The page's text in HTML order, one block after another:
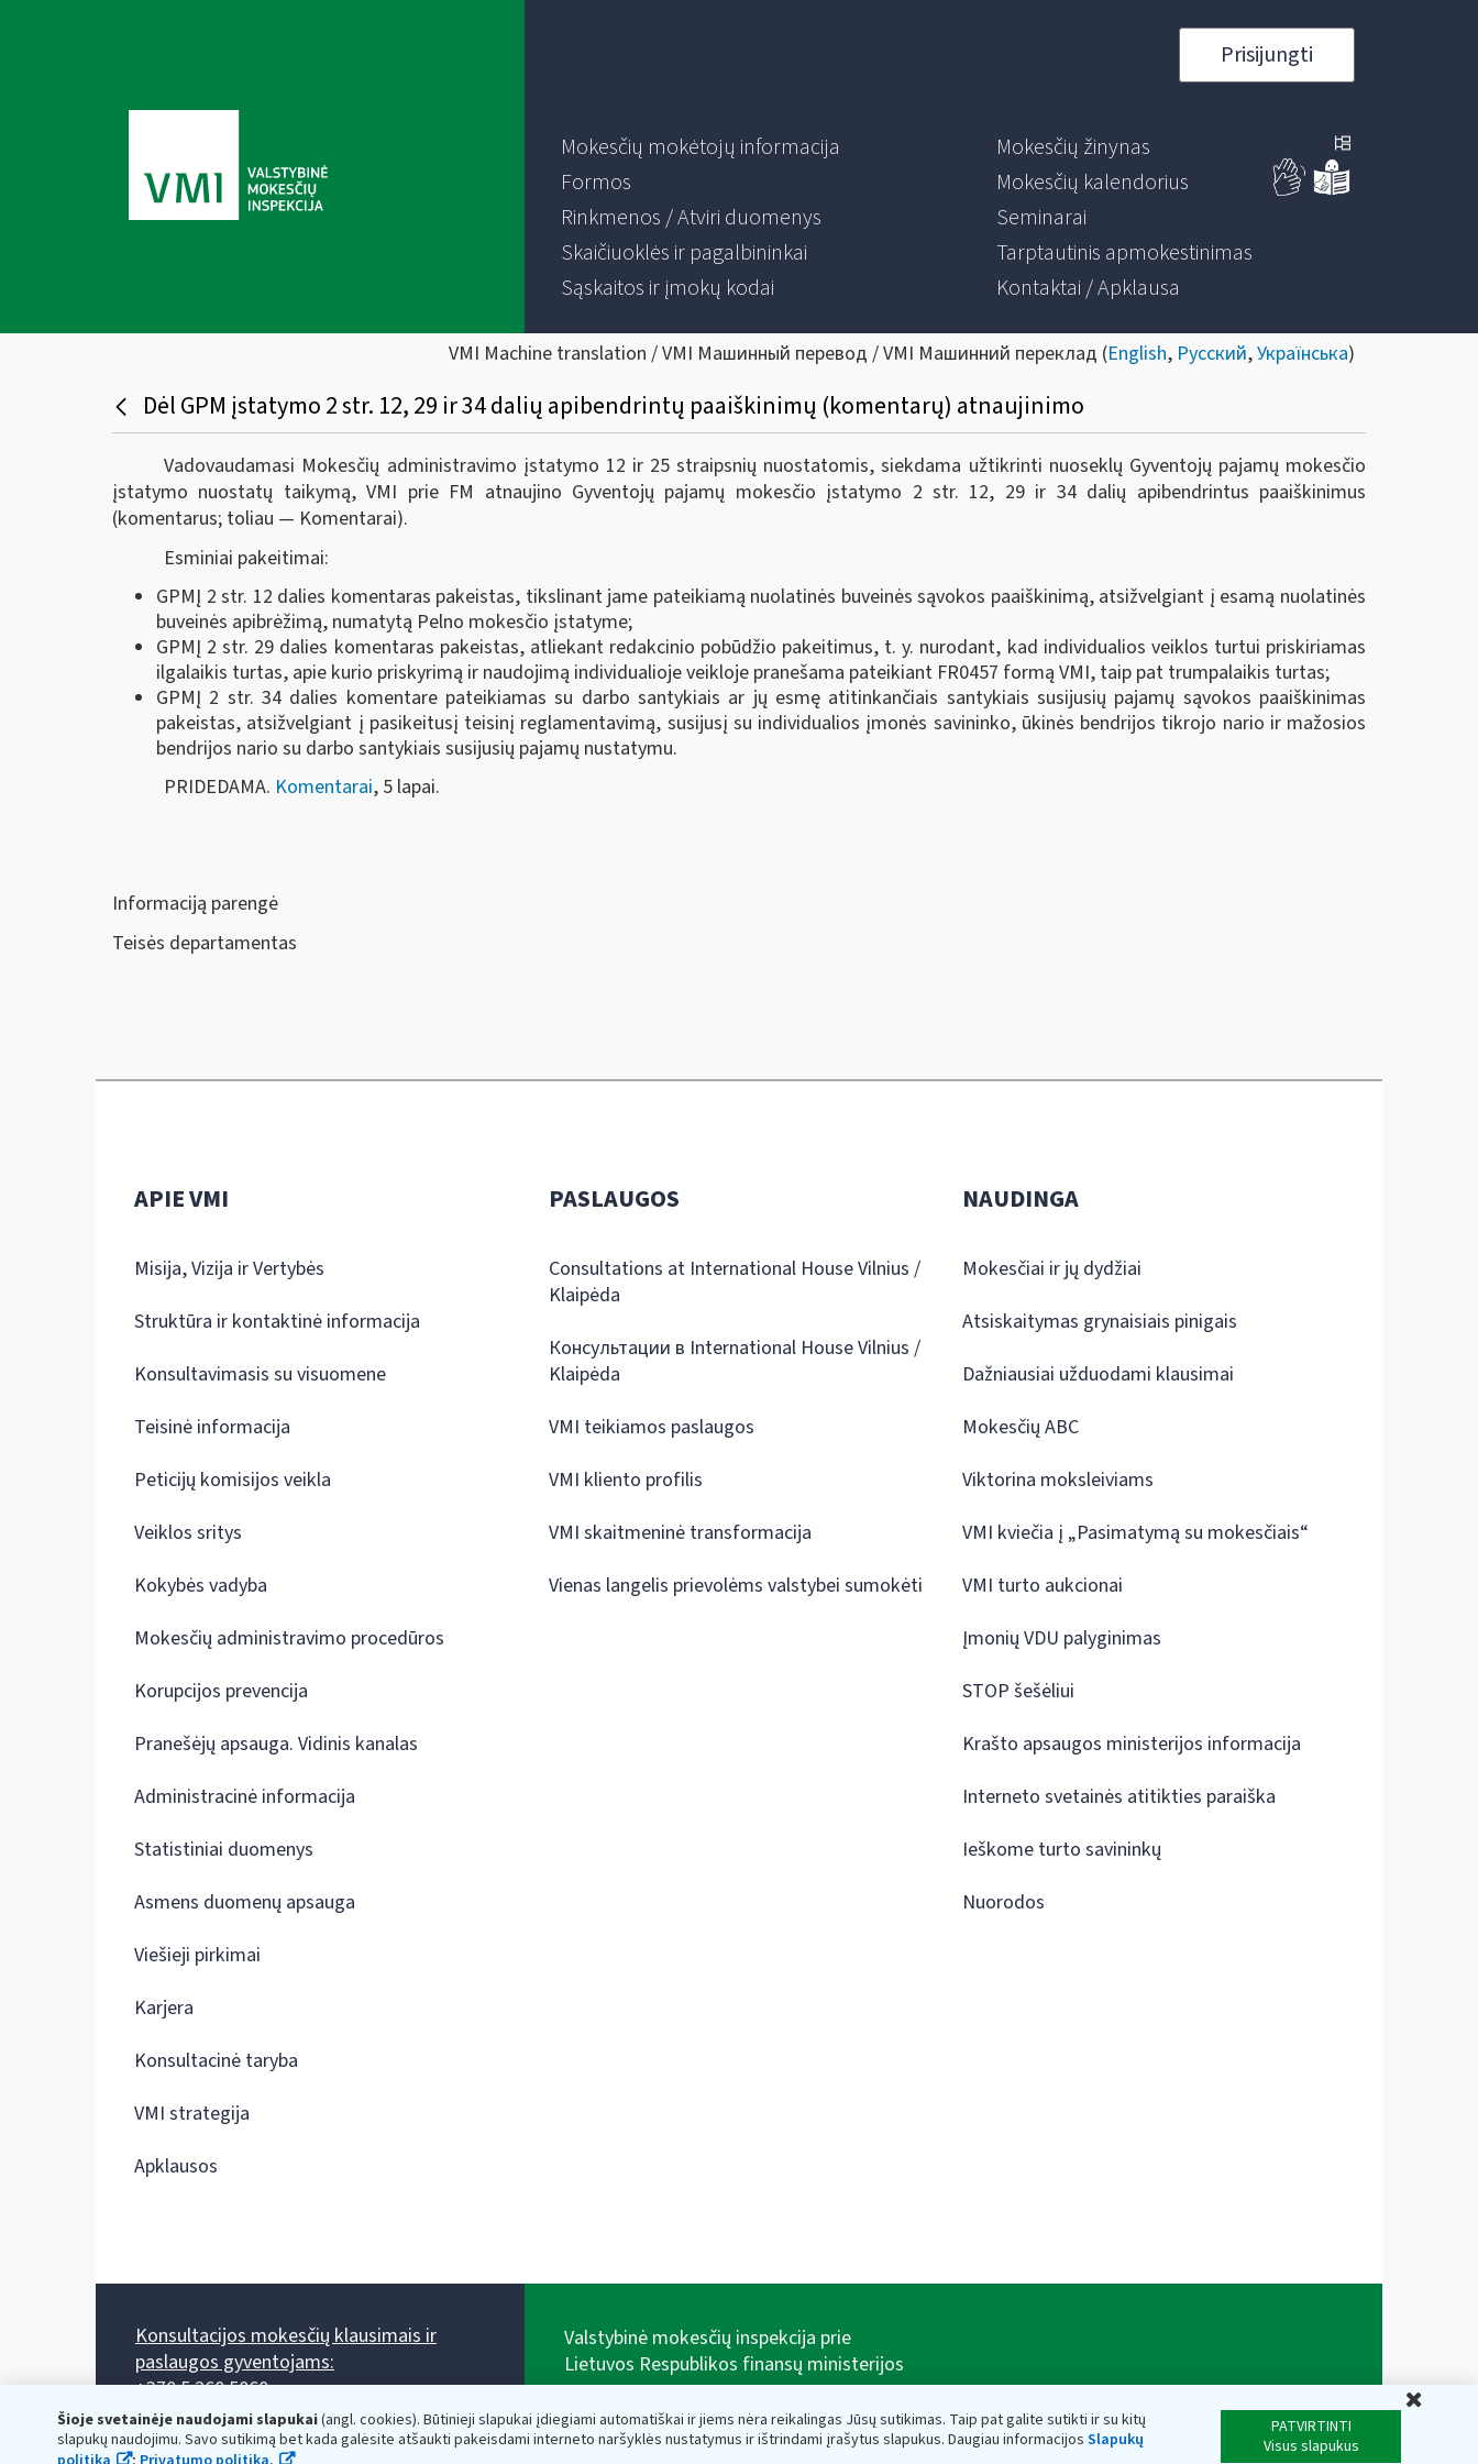
Prisijungti
Mokesčių mokėtojų informacija
Formos
Rinkmenos / Atviri duomenys
Skaičiuoklės ir pagalbininkai
Sąskaitos ir įmokų kodai
Mokesčių žinynas
Mokesčių kalendorius
Seminarai
Tarptautinis apmokestinimas
Kontaktai / Apklausa
VMI Machine translation / VMI Машинный перевод / VMI Машинний переклад (English, Русский,Українська)
Dėl GPM įstatymo 2 str. 12, 29 ir 34 dalių apibendrintų paaiškinimų (komentarų) atnaujinimo
Vadovaudamasi Mokesčių administravimo įstatymo 12 ir 25 straipsnių nuostatomis, siekdama užtikrinti nuoseklų Gyventojų pajamų mokesčio
įstatymo nuostatų taikymą, VMI prie FM atnaujino Gyventojų pajamų mokesčio įstatymo 2 str. 12, 29 ir 34 dalių apibendrintus paaiškinimus
(komentarus; toliau — Komentarai).
Esminiai pakeitimai:
GPMĮ 2 str. 12 dalies komentaras pakeistas, tikslinant jame pateikiamą nuolatinės buveinės sąvokos paaiškinimą, atsižvelgiant į esamą nuolatinės
buveinės apibrėžimą, numatytą Pelno mokesčio įstatyme;
GPMĮ 2 str. 29 dalies komentaras pakeistas, atliekant redakcinio pobūdžio pakeitimus, t. y. nurodant, kad individualios veiklos turtui priskiriamas
ilgalaikis turtas, apie kurio priskyrimą ir naudojimą individualioje veikloje pranešama pateikiant FR0457 formą VMI, taip pat trumpalaikis turtas;
GPMĮ 2 str. 34 dalies komentare pateikiamas su darbo santykiais ar jų esmę atitinkančiais santykiais susijusių pajamų sąvokos paaiškinimas
pakeistas, atsižvelgiant į pasikeitusį teisinį reglamentavimą, susijusį su individualios įmonės savininko, ūkinės bendrijos tikrojo nario ir mažosios
bendrijos nario su darbo santykiais susijusių pajamų nustatymu.
PRIDEDAMA. Komentarai, 5 lapai.
Informaciją parengė
Teisės departamentas
Šioje svetainėje naudojami slapukai(angl. cookies). Būtinieji slapukai įdiegiami automatiškai ir jiems nėra reikalingas Jūsų sutikimas. Taip pat galite sutikti ir su kitų
slapukų naudojimu. Savo sutikimą bet kada galėsite atšaukti pakeisdami interneto naršyklės nustatymus ir ištrindami įrašytus slapukus. Daugiau informacijos Slapukų
PATVIRTINTI
Visus slapukus
APIE VMI
Misija, Vizija ir Vertybės
Struktūra ir kontaktinė informacija
Konsultavimasis su visuomene
Teisinė informacija
Peticijų komisijos veikla
Veiklos sritys
Kokybės vadyba
Mokesčių administravimo procedūros
Korupcijos prevencija
Pranešėjų apsauga. Vidinis kanalas
Administracinė informacija
Statistiniai duomenys
Asmens duomenų apsauga
Viešieji pirkimai
Karjera
Konsultacinė taryba
VMI strategija
Apklausos
PASLAUGOS
Consultations at International House Vilnius /
Klaipėda
Консультации в International House Vilnius /
Klaipėda
VMI teikiamos paslaugos
VMI kliento profilis
VMI skaitmeninė transformacija
Vienas langelis prievolėms valstybei sumokėti
NAUDINGA
Mokesčiai ir jų dydžiai
Atsiskaitymas grynaisiais pinigais
Dažniausiai užduodami klausimai
Mokesčių ABC
Viktorina moksleiviams
VMI kviečia į „Pasimatymą su mokesčiais“
VMI turto aukcionai
Įmonių VDU palyginimas
STOP šešėliui
Krašto apsaugos ministerijos informacija
Interneto svetainės atitikties paraiška
Ieškome turto savininkų
Nuorodos
Konsultacijos mokesčių klausimais ir
paslaugos gyventojams:
+370 5 260 5060
Darbo laikas: I-IV 8.00-17.00, V 8.00-15.45.
Prieššventinę dieną - viena valanda trumpiau.
Kiekvieno mėnesio antrą penktadienį 8.00 val. - 12.00 val.
Valstybinė mokesčių inspekcija prie
Lietuvos Respublikos finansų ministerijos
adresas: Vasario 16-osios g. 14, 01107 Vilnius, Lietuva,
el.paštas:vmi@vmi.lt, E. pristatymo dėžutės adresas